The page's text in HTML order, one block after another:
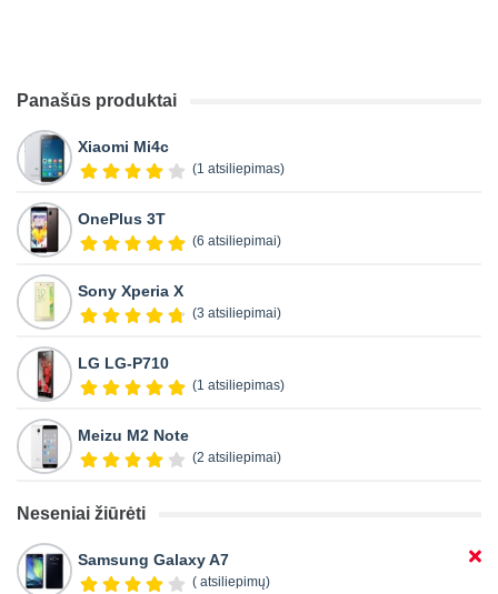
Panašūs produktai
Xiaomi Mi4c
(1 atsiliepimas)
OnePlus 3T
(6 atsiliepimai)
Sony Xperia X
(3 atsiliepimai)
LG LG-P710
(1 atsiliepimas)
Meizu M2 Note
(2 atsiliepimai)
Neseniai žiūrėti
Samsung Galaxy A7
( atsiliepimų)